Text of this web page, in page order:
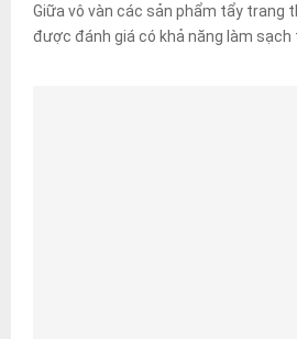
Giữa vô vàn các sản phẩm tẩy trang
được đánh giá có khả năng làm sạch